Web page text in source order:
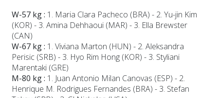
W-57 kg : 1. Maria Clara Pacheco (BRA) - 2. Yu-jin Kim
(KOR) - 3. Amina Dehhaoui (MAR) - 3. Ella Brewster
(CAN)
W-67 kg : 1. Viviana Marton (HUN) - 2. Aleksandra
Perisic (SRB) - 3. Hyo Rim Hong (KOR) - 3. Styliani
Marentaki (GRE)
M-80 kg : 1. Juan Antonio Milan Canovas (ESP) - 2.
Henrique M. Rodrigues Fernandes (BRA) - 3. Stefan